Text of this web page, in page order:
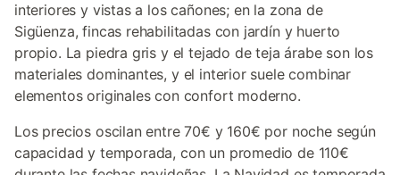
interiores y vistas a los cañones; en la zona de
Sigüenza, fincas rehabilitadas con jardín y huerto
propio. La piedra gris y el tejado de teja árabe son los
materiales dominantes, y el interior suele combinar
elementos originales con confort moderno.
Los precios oscilan entre 70€ y 160€ por noche según
capacidad y temporada, con un promedio de 110€